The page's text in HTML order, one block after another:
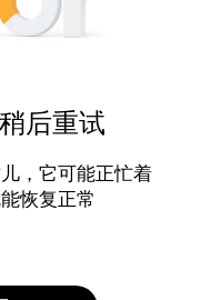
后重试
，它可能正忙着
恢复正常